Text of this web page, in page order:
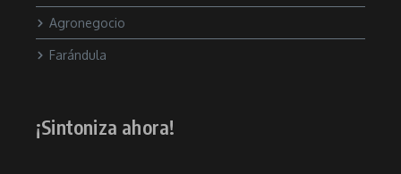
Agronegocio
Farándula
¡Sintoniza ahora!